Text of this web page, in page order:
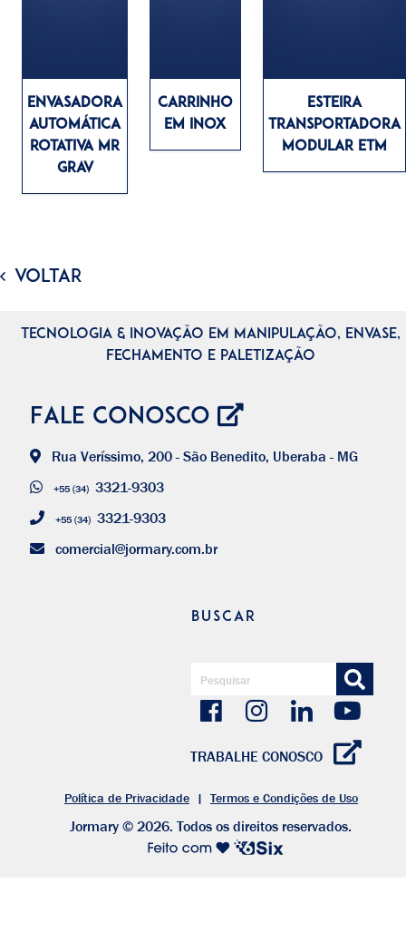
ENVASADORA
AUTOMÁTICA
ROTATIVA MR
GRAV
CARRINHO
EM INOX
ESTEIRA
TRANSPORTADORA
MODULAR ETM
VOLTAR
TECNOLOGIA & INOVAÇÃO EM MANIPULAÇÃO, ENVASE,
FECHAMENTO E PALETIZAÇÃO
Fale Conosco
Rua Veríssimo, 200 - São Benedito, Uberaba - MG
+55 (34) 3321-9303
+55 (34)
3321-9303
comercial@jormary.com.br
BUSCAR
TRABALHE CONOSCO
Política de Privacidade| Termos e Condições de Uso
Jormary © 2026. Todos os direitos reservados.